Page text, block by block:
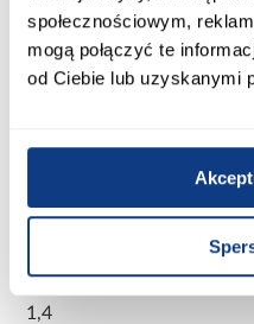
społecznościowym,
mogą połączyć te
od Ciebie lub uzyskanymi
Informacje
890.00
Szerokość [mm]:
1,4